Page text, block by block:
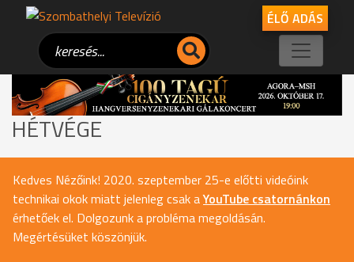
ÉLŐ ADÁS
HÉTVÉGE
Kedves Nézőink! 2020. szeptember 25-e előtti videóink
technikai okok miatt jelenleg csak aYouTube csatornánkon
érhetőek el. Dolgozunk a probléma megoldásán.
Megértésüket köszönjük.